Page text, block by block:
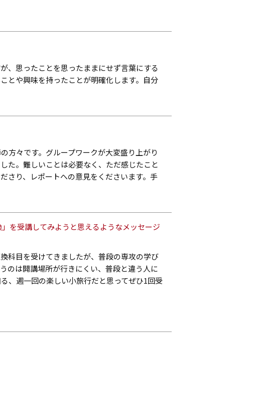
、思ったことを思ったままにせず言葉にする
とや興味を持ったことが明確化します。自分
方々です。グループワークが大変盛り上がり
た。難しいことは必要なく、ただ感じたこと
さり、レポートへの意見をくださいます。手
を受講してみようと思えるようなメッセージ
科目を受けてきましたが、普段の専攻の学び
のは開講場所が行きにくい、普段と違う人に
、週一回の楽しい小旅行だと思ってぜひ1回受